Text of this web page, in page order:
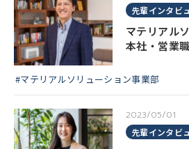
先輩インタビ
マテリアル
本社・営業
#マテリアルソリューション事業部
2023/05/01
先輩インタビ